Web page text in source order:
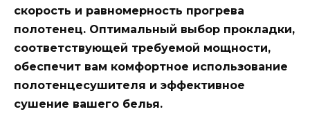
скорость и равномерность прогрева
полотенец. Оптимальный выбор прокладки,
соответствующей требуемой мощности,
обеспечит вам комфортное использование
полотенцесушителя и эффективное
сушение вашего белья.